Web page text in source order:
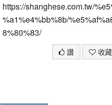
https://shanghese.com.tw/
%a1%e4%bb%8b/
8%80%83/
讚 收藏